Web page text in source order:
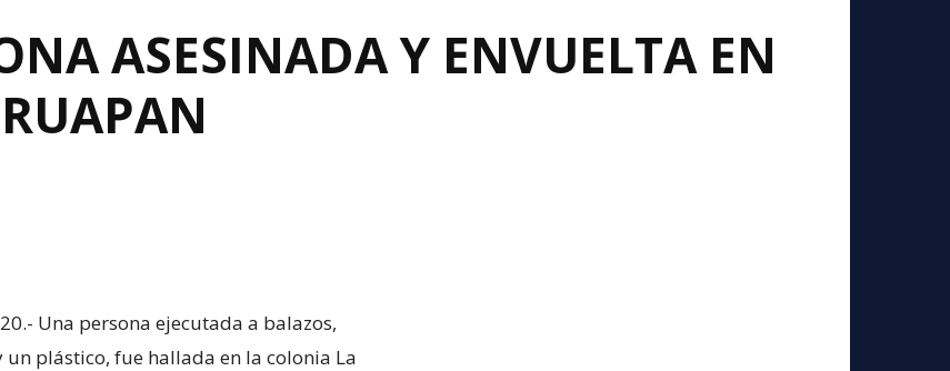
ASESINADA Y ENVUELTA EN
Una persona ejecutada a balazos,
plástico, fue hallada en la colonia La